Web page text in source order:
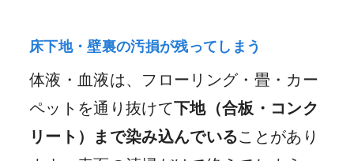
床下地・壁裏の汚損が残ってしまう
体液・血液は、フローリング・畳・カー
ペットを通り抜けて下地（合板・コンク
リート）まで染み込んでいることがあり